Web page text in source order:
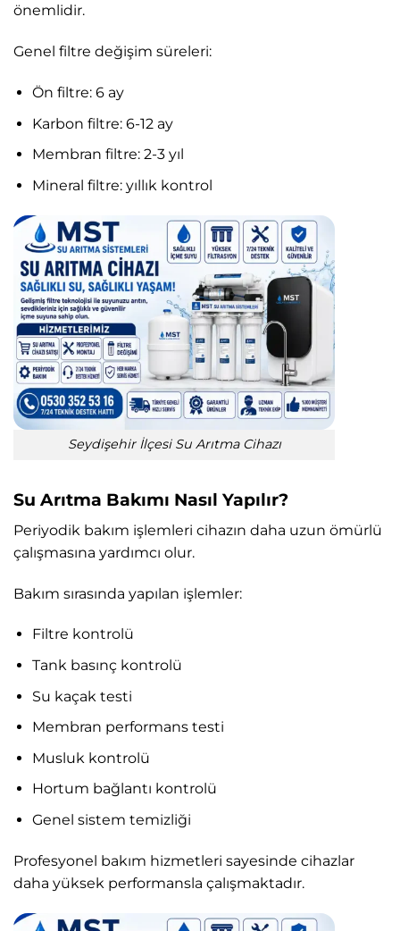
önemlidir.
Genel filtre değişim süreleri:
Ön filtre: 6 ay
Karbon filtre: 6-12 ay
Membran filtre: 2-3 yıl
Mineral filtre: yıllık kontrol
Seydişehir İlçesi Su Arıtma Cihazı
Su Arıtma Bakımı Nasıl Yapılır?
Periyodik bakım işlemleri cihazın daha uzun ömürlü
çalışmasına yardımcı olur.
Bakım sırasında yapılan işlemler:
Filtre kontrolü
Tank basınç kontrolü
Su kaçak testi
Membran performans testi
Musluk kontrolü
Hortum bağlantı kontrolü
Genel sistem temizliği
Profesyonel bakım hizmetleri sayesinde cihazlar
daha yüksek performansla çalışmaktadır.